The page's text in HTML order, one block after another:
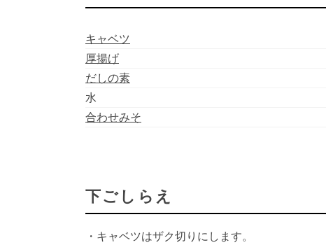
キャベツ
厚揚げ
だしの素
水
合わせみそ
下ごしらえ
・キャベツはザク切りにします。